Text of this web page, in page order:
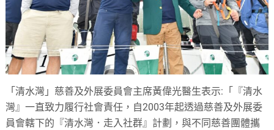
「清水灣」慈善及外展委員會主席黃偉光醫生表示:「『清水
灣』一直致力履行社會責任，自2003年起透過慈善及外展委
員會轄下的『清水灣．走入社群』計劃，與不同慈善團體攜